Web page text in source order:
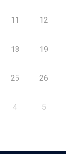
11 12
18 19
25 26
4 5